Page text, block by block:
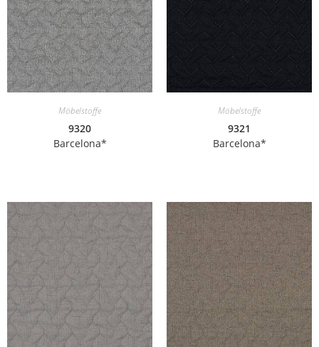
Möbelstoffe
9320
Barcelona*
Möbelstoffe
9321
Barcelona*